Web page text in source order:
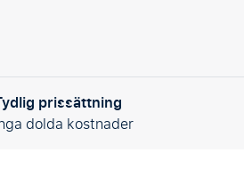
prissättning
dolda kostnader